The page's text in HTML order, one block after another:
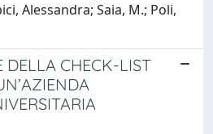
Alessandra; Saia, M.; Poli,
DELLA CHECK-LIST